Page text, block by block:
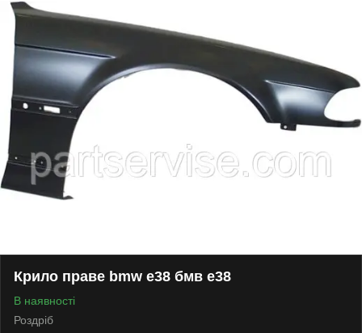
Крило праве bmw e38 бмв e38
В наявності
Роздріб